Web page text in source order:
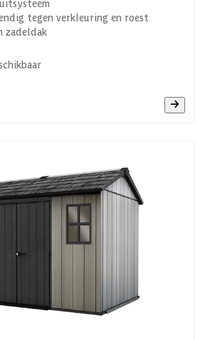
tegen verkleuring en roest
zadeldak